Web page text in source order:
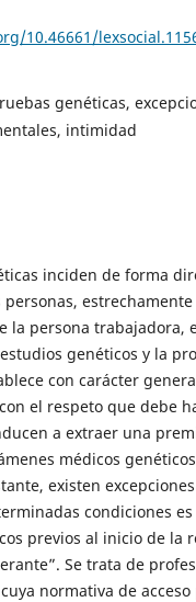
10.46661/
genéticas,
intimidad
inciden de forma
la persona trabajadora,
genéticos y la
con carácter
el respeto que debe
a extraer una
médicos
existen
condiciones
previos al inicio de la
Se trata de
normativa de